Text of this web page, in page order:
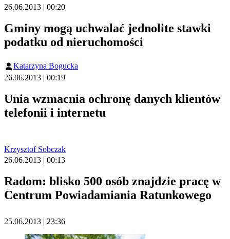
26.06.2013 | 00:20
Gminy mogą uchwalać jednolite stawki
podatku od nieruchomości
Katarzyna Bogucka
26.06.2013 | 00:19
Unia wzmacnia ochronę danych klientów
telefonii i internetu
Krzysztof Sobczak
26.06.2013 | 00:13
Radom: blisko 500 osób znajdzie pracę w
Centrum Powiadamiania Ratunkowego
25.06.2013 | 23:36